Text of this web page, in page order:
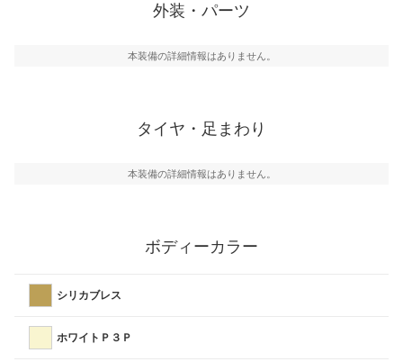
外装・パーツ
本装備の詳細情報はありません。
タイヤ・足まわり
本装備の詳細情報はありません。
ボディーカラー
シリカブレス
ホワイトＰ３Ｐ